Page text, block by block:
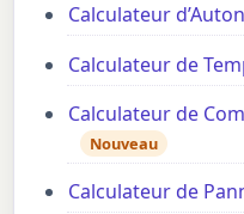
Calculateur
Calculateur de
Calculateur de
Nouveau
Calculateur de